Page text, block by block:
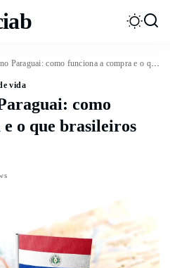
como funciona a compra e o que brasileiros precisam saber
vida
como
o que brasileiros